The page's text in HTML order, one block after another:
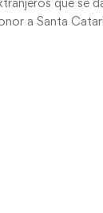
que se
a Santa